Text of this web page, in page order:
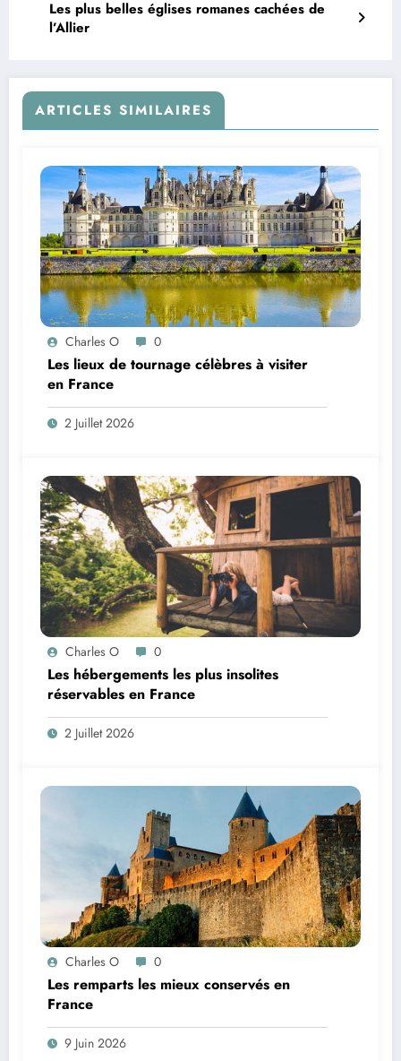
Les plus belles églises romanes cachées de
l’Allier
ARTICLES SIMILAIRES
Charles O 0
Les lieux de tournage célèbres à visiter
en France
2 Juillet 2026
Charles O 0
Les hébergements les plus insolites
réservables en France
2 Juillet 2026
Charles O 0
Les remparts les mieux conservés en
France
9 Juin 2026